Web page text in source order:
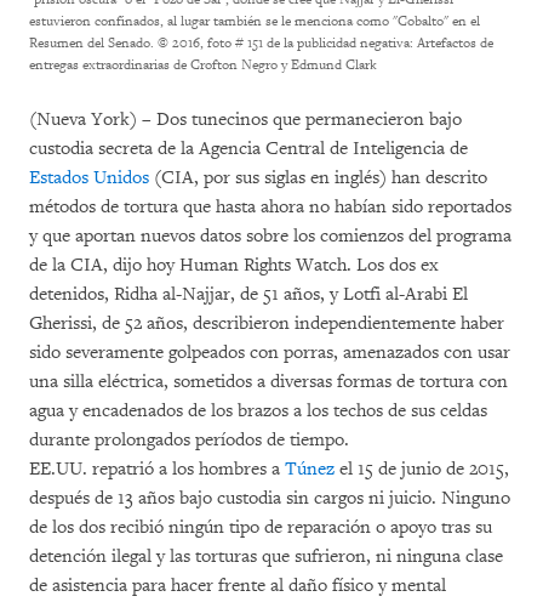
estuvieron confinados, al lugar también se le menciona como "Cobalto" en el
Resumen del Senado. © 2016, foto # 151 de la publicidad negativa: Artefactos de
entregas extraordinarias de Crofton Negro y Edmund Clark
(Nueva York) – Dos tunecinos que permanecieron bajo
custodia secreta de la Agencia Central de Inteligencia de
Estados Unidos (CIA, por sus siglas en inglés) han descrito
métodos de tortura que hasta ahora no habían sido reportados
y que aportan nuevos datos sobre los comienzos del programa
de la CIA, dijo hoy Human Rights Watch. Los dos ex
detenidos, Ridha al-Najjar, de 51 años, y Lotfi al-Arabi El
Gherissi, de 52 años, describieron independientemente haber
sido severamente golpeados con porras, amenazados con usar
una silla eléctrica, sometidos a diversas formas de tortura con
agua y encadenados de los brazos a los techos de sus celdas
durante prolongados períodos de tiempo.
EE.UU. repatrió a los hombres a Túnez el 15 de junio de 2015,
después de 13 años bajo custodia sin cargos ni juicio. Ninguno
de los dos recibió ningún tipo de reparación o apoyo tras su
detención ilegal y las torturas que sufrieron, ni ninguna clase
de asistencia para hacer frente al daño físico y mental